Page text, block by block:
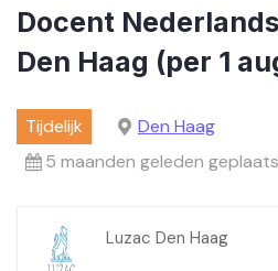
Docent
Den Haag (per 1
Tijdelijk
Den Haag
5 maanden geleden
Luzac Den Haag